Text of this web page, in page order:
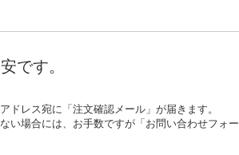
です。
ドレス宛に「注文確認メール」が届きます。
い場合には、お手数ですが「お問い合わせフォー